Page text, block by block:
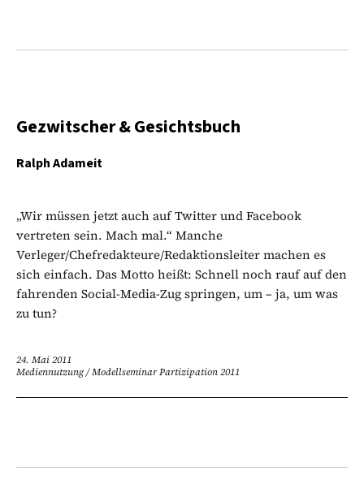
Gezwitscher & Gesichtsbuch
Ralph Adameit
„Wir müssen jetzt auch auf Twitter und Facebook
vertreten sein. Mach mal.“ Manche
Verleger/Chefredakteure/Redaktionsleiter machen es
sich einfach. Das Motto heißt: Schnell noch rauf auf den
fahrenden Social-Media-Zug springen, um – ja, um was
zu tun?
24. Mai 2011
Mediennutzung/Modellseminar Partizipation 2011